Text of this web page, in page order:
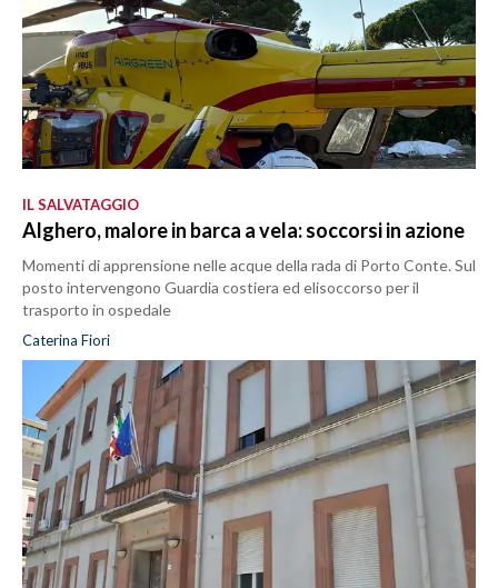
IL SALVATAGGIO
Alghero, malore in barca a vela: soccorsi in azione
Momenti di apprensione nelle acque della rada di Porto Conte. Sul
posto intervengono Guardia costiera ed elisoccorso per il
trasporto in ospedale
Caterina Fiori